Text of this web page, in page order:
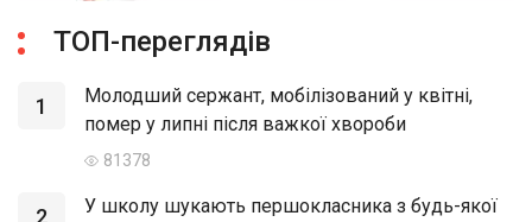
ТОП-переглядів
1
Молодший сержант, мобілізований у квітні,
помер у липні після важкої хвороби
81378
2
У школу шукають першокласника з будь-якої